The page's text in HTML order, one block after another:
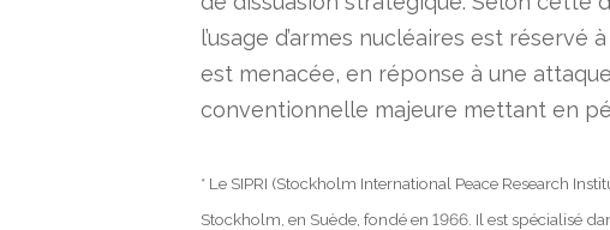
l’usage d’armes nucléaires est réservé
est menacée, en réponse à une
conventionnelle majeure mettant en
* Le SIPRI (Stockholm International Peace Research
Stockholm, en Suède, fondé en 1966. Il est spécialisé